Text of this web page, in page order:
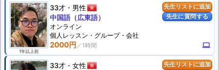
先生リストに追加
先生に質問する
1年以上前
33才 男性
2000円 computer
中国語（広東語）
オンライン
個人 レッスン ・グループ・会社
先生リストに追加
33才 女性